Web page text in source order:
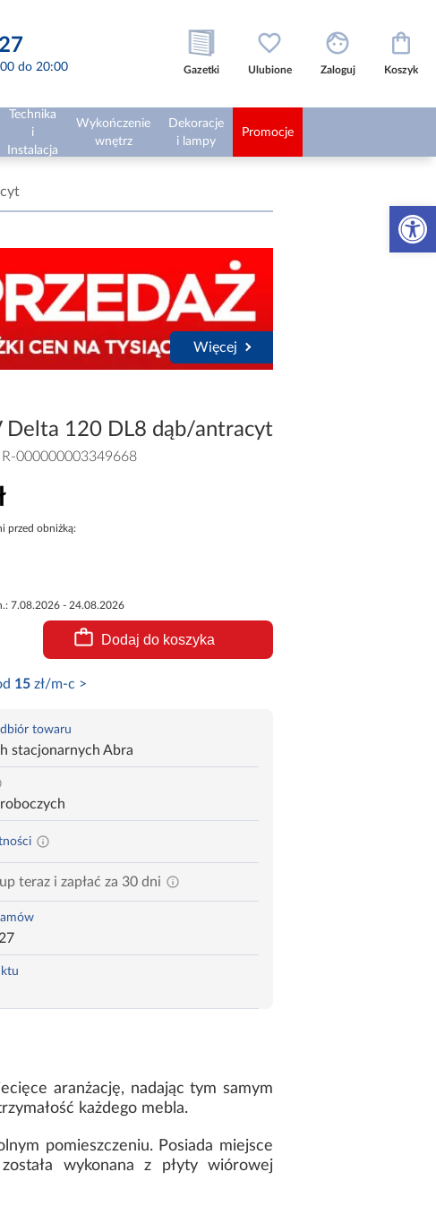
Otwórz
do 20:00 Gazetki Ulubione Zaloguj Koszyk
Technika
i
Instalacja
Wykończenie
wnętrz
Dekoracje
i lampy
Promocje
Więcej
Delta 120 DL8 dąb/antracyt
000000003349668
przed obniżką:
7.08.2026 - 24.08.2026
Dodaj do koszyka
15zł/m-c >
towaru
stacjonarnych Abra
teraz i zapłać za 30 dni
aranżację, nadając tym samym
każdego mebla.
pomieszczeniu. Posiada miejsce
wykonana z płyty wiórowej